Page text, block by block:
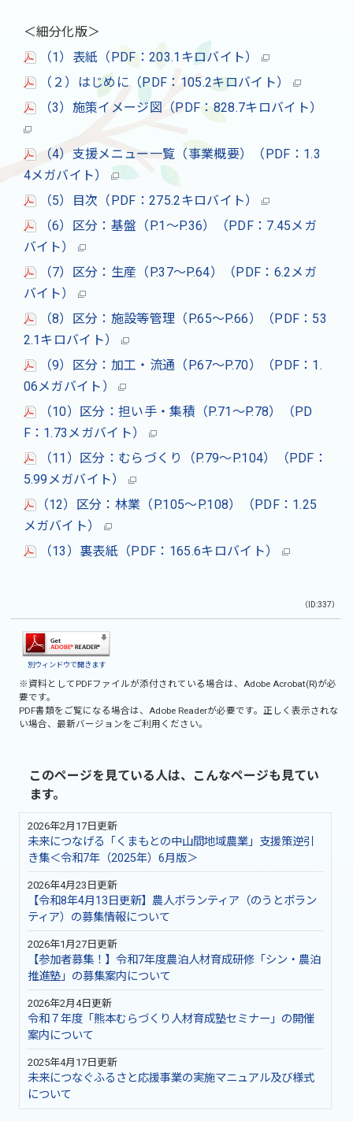
＜細分化版＞
（1）表紙（PDF：203.1キロバイト）
（２）はじめに（PDF：105.2キロバイト）
（3）施策イメージ図（PDF：828.7キロバイト）
（4）支援メニュー一覧（事業概要）（PDF：1.3
4メガバイト）
（5）目次（PDF：275.2キロバイト）
（6）区分：基盤（P.1～P.36）（PDF：7.45メガ
バイト）
（7）区分：生産（P.37～P.64）（PDF：6.2メガ
バイト）
（8）区分：施設等管理（P.65～P.66）（PDF：53
2.1キロバイト）
（9）区分：加工・流通（P.67～P.70）（PDF：1.
06メガバイト）
（10）区分：担い手・集積（P.71～P.78）（PD
F：1.73メガバイト）
（11）区分：むらづくり（P.79～P.104）（PDF：
5.99メガバイト）
（12）区分：林業（P.105～P.108）（PDF：1.25
メガバイト）
（13）裏表紙（PDF：165.6キロバイト）
（ID:337）
別ウィンドウで開きます
※資料としてPDFファイルが添付されている場合は、 Adobe Acrobat(R)が必
要です。
PDF書類をご覧になる場合は、 Adobe Readerが必要です。正しく表示されな
い場合、最新バージョンをご利用ください。
このページを見ている人は、こんなページも見てい
ます。
2026年2月17日更新
未来につなげる「くまもとの中山間地域農業」支援策逆引
き集＜令和7年（2025年）6月版＞
2026年4月23日更新
【令和8年4月13日更新】農人ボランティア（のうとボラン
ティア）の募集情報について
2026年1月27日更新
【参加者募集！】令和7年度農泊人材育成研修「シン・農泊
推進塾」の募集案内について
2026年2月4日更新
令和７年度「熊本むらづくり人材育成塾セミナー」の開催
案内について
2025年4月17日更新
未来につなぐふるさと応援事業の実施マニュアル及び様式
について